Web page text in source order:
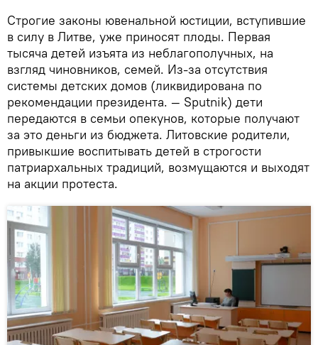
Строгие законы ювенальной юстиции, вступившие
в силу в Литве, уже приносят плоды. Первая
тысяча детей изъята из неблагополучных, на
взгляд чиновников, семей. Из-за отсутствия
системы детских домов (ликвидирована по
рекомендации президента. — Sputnik) дети
передаются в семьи опекунов, которые получают
за это деньги из бюджета. Литовские родители,
привыкшие воспитывать детей в строгости
патриархальных традиций, возмущаются и выходят
на акции протеста.